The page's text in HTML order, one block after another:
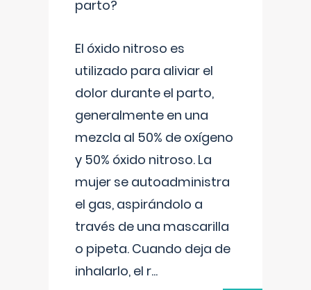
parto?
El óxido nitroso es
utilizado para aliviar el
dolor durante el parto,
generalmente en una
mezcla al 50% de oxígeno
y 50% óxido nitroso. La
mujer se autoadministra
el gas, aspirándolo a
través de una mascarilla
o pipeta. Cuando deja de
inhalarlo, el r...